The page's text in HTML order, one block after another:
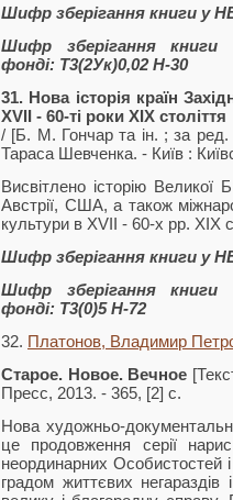
Шифр зберігання книги у
Шифр зберігання книги
фонді: Т3(2Ук)0,02 Н-30
31. Нова історія країн
XVII - 60-ті роки XIX століття
/ [Б. М. Гончар та ін. ; за
Тараса Шевченка. - Київ :
Висвітлено історію Великої
Австрії, США, а також
культури в XVII - 60-х рр. XIX
Шифр зберігання книги у
Шифр зберігання книги
фонді: Т3(0)5 Н-72
32. Платонов, Владимир
Старое. Новое. Вечное
Пресс, 2013. - 365, [2] с.
Нова художньо-
це продовження серії
неорди­нарних Особистостей і
градом життєвих